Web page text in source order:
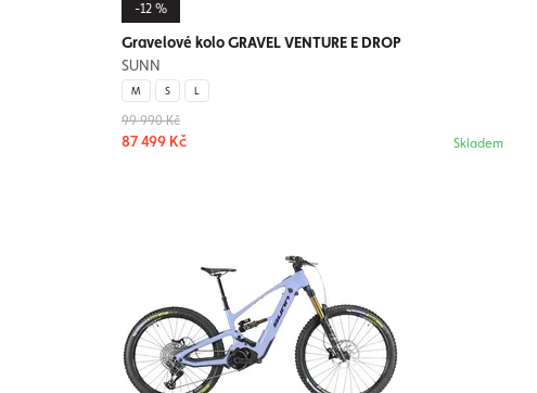
-12 %
Gravelové kolo GRAVEL VENTURE E DROP
SUNN
M S L
99 990 Kč
87 499 Kč Skladem